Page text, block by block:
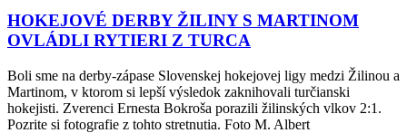
HOKEJOVÉ DERBY ŽILINY S MARTINOM
OVLÁDLI RYTIERI Z TURCA
Boli sme na derby-zápase Slovenskej hokejovej ligy medzi Žilinou a
Martinom, v ktorom si lepší výsledok zaknihovali turčianski
hokejisti. Zverenci Ernesta Bokroša porazili žilinských vlkov 2:1.
Pozrite si fotografie z tohto stretnutia. Foto M. Albert